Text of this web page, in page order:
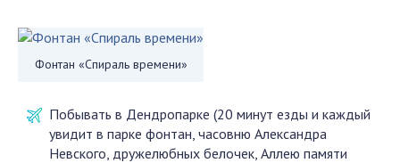
Фонтан «Спираль времени»
Побывать в Дендропарке (20 минут езды и каждый
увидит в парке фонтан, часовню Александра
Невского, дружелюбных белочек, Аллею памяти